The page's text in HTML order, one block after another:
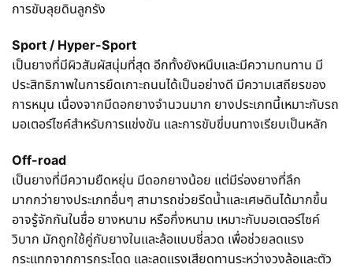
การขับลุยดินลูกรัง
Sport / Hyper-Sport
เป็นยางที่มีผิวสัมผัสนุ่มที่สุด อีกทั้งยังหนึบและมีความทนทาน มี
ประสิทธิภาพในการยึดเกาะถนนได้เป็นอย่างดี มีความเสถียรของ
การหมุน เนื่องจากมีดอกยางจำนวนมาก ยางประเภทนี้เหมาะกับรถ
มอเตอร์ไซค์สำหรับการแข่งขัน และการขับขี่บนทางเรียบเป็นหลัก
Off-road
เป็นยางที่มีความยืดหยุ่น มีดอกยางน้อย แต่มีร่องยางที่ลึก
มากกว่ายางประเภทอื่นๆ สามารถช่วยรีดน้ำและเศษดินได้มากขึ้น
อาจรู้จักกันในชื่อ ยางหนาม หรือกึ่งหนาม เหมาะกับมอเตอร์ไซค์
วิบาก มักถูกใช้คู่กับยางในและล้อแบบซี่ลวด เพื่อช่วยลดแรง
กระแทกจากการกระโดด และลดแรงเสียดทานระหว่างวงล้อและตัว